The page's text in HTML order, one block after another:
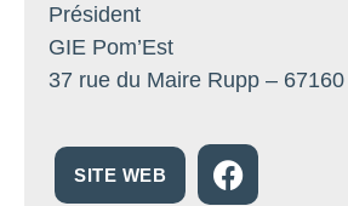
Président
GIE Pom’Est
37 rue du Maire Rupp –
SITE WEB